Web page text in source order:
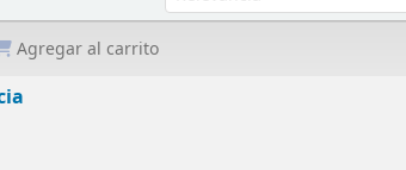
Agregar al carrito